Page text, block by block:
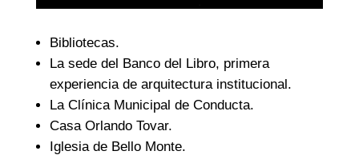
Bibliotecas.
La sede del Banco del Libro, primera
experiencia de arquitectura institucional.
La Clínica Municipal de Conducta.
Casa Orlando Tovar.
Iglesia de Bello Monte.